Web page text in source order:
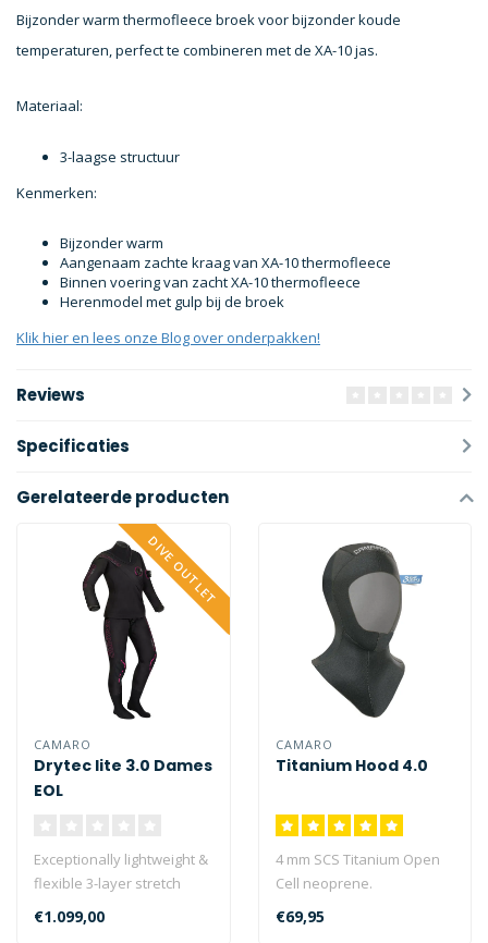
Bijzonder warm thermofleece broek voor bijzonder koude
temperaturen, perfect te combineren met de XA-10 jas.
Materiaal:
3-laagse structuur
Kenmerken:
Bijzonder warm
Aangenaam zachte kraag van XA-10 thermofleece
Binnen voering van zacht XA-10 thermofleece
Herenmodel met gulp bij de broek
Klik hier en lees onze Blog over onderpakken!
Reviews
Specificaties
Gerelateerde producten
DIVE OUTLET
CAMARO
Drytec lite 3.0 Dames
EOL
Exceptionally lightweight &
flexible 3-layer stretch
laminate...
€1.099,00
CAMARO
Titanium Hood 4.0
4 mm SCS Titanium Open
Cell neoprene.
€69,95